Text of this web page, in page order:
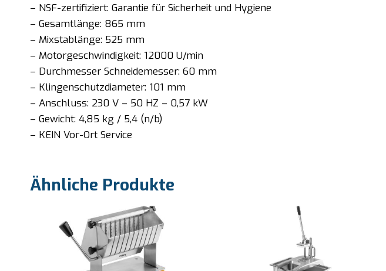
– NSF-zertifiziert: Garantie für Sicherheit und Hygiene
– Gesamtlänge: 865 mm
– Mixstablänge: 525 mm
– Motorgeschwindigkeit: 12000 U/min
– Durchmesser Schneidemesser: 60 mm
– Klingenschutzdiameter: 101 mm
– Anschluss: 230 V – 50 HZ – 0,57 kW
– Gewicht: 4,85 kg / 5,4 (n/b)
– KEIN Vor-Ort Service
Ähnliche Produkte